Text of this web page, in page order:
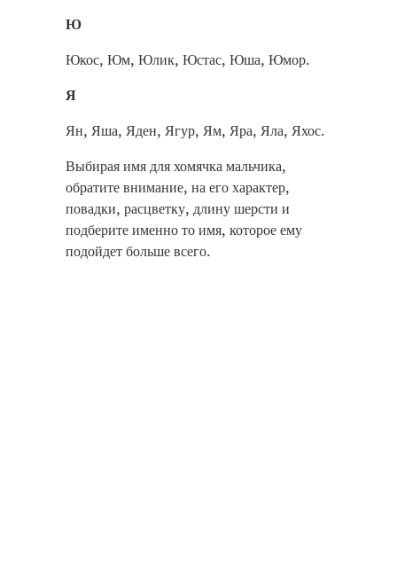
Ю
Юкос, Юм, Юлик, Юстас, Юша, Юмор.
Я
Ян, Яша, Яден, Ягур, Ям, Яра, Яла, Яхос.
Выбирая имя для хомячка мальчика,
обратите внимание, на его характер,
повадки, расцветку, длину шерсти и
подберите именно то имя, которое ему
подойдет больше всего.